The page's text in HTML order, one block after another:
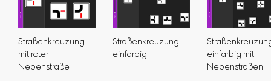
Straßenkreuzung
mit roter
Nebenstraße
Straßenkreuzung
einfarbig
einfarbig mit
Nebenstraßen